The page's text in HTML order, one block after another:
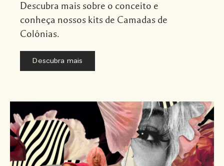
Descubra mais sobre o conceito e
conheça nossos kits de Camadas de
Colônias.
Descubra mais